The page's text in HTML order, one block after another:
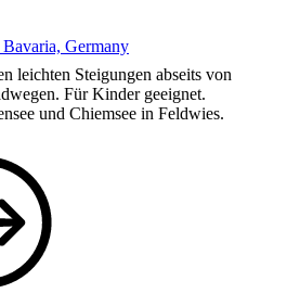
Bavaria, Germany
leichten Steigungen abseits von
Für Kinder geeignet.
und Chiemsee in Feldwies.